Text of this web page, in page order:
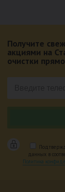
Получите
акциями на
очистки
данных в
Политика